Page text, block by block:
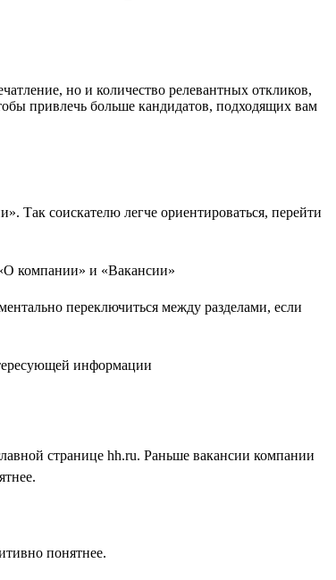
но и количество релевантных откликов,
привлечь больше кандидатов, подходящих вам
Так соискателю легче ориентироваться, перейти
переключиться между разделами, если
странице hh.ru. Раньше вакансии компании